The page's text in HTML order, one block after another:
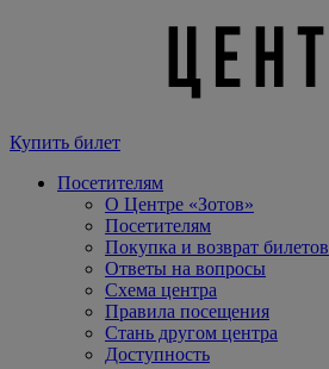
Купить билет
Посетителям
О Центре «Зотов»
Посетителям
Покупка и возврат билетов
Ответы на вопросы
Схема центра
Правила посещения
Стань другом центра
Доступность